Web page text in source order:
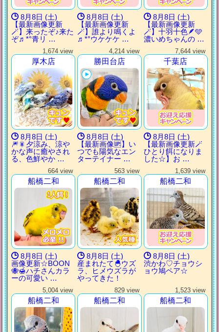
8月8日 (土)
【最新画像更新
🪄】来ったぞ♪来た
ぞ♬*°青リ …
8月8日 (土)
【最新画像更新
🪄】誰より鳴くよ
♬*°ウケケケ …
8月8日 (土)
【最新画像更新
🪄】十羽十色🪶🩵
濃いめちゃんの …
1,674 view
厚木店
8月8日 (土)
🎆🎇夕涼み、涼や
かな声に癒やされ
る、色鮮やか …
4,214 view
勝田台店
8月8日 (土)
【最新画像🆙】い
つでも陽気なエン
ターテイナー …
7,644 view
千葉店
8月8日 (土)
【最新画像更新🪄
ひとり餌になりま
した‪☆】お …
664 view
船橋二和
1人餌！
1人餌！
1人餌！
1人餌！
8月8日 (土)
画像更新☆BOON
🐝🍯ハチさんカラ
ーの可愛い …
563 view
船橋二和
8月8日 (土)
産まれたて🐣ウズ
ラ、ヒメウズラが
やってきた！
1,639 view
船橋二和
8月8日 (土)
渋かわ♡チョウシ
ョウ鳩ペア☆
5,004 view
船橋二和
829 view
船橋二和
1,523 view
船橋二和